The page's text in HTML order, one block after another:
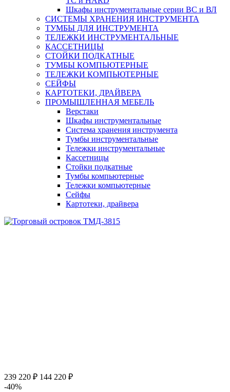
Шкафы инструментальные серии ВС и ВЛ
СИСТЕМЫ ХРАНЕНИЯ ИНСТРУМЕНТА
ТУМБЫ ДЛЯ ИНСТРУМЕНТА
ТЕЛЕЖКИ ИНСТРУМЕНТАЛЬНЫЕ
КАССЕТНИЦЫ
СТОЙКИ ПОДКАТНЫЕ
ТУМБЫ КОМПЬЮТЕРНЫЕ
ТЕЛЕЖКИ КОМПЬЮТЕРНЫЕ
СЕЙФЫ
КАРТОТЕКИ, ДРАЙВЕРА
ПРОМЫШЛЕННАЯ МЕБЕЛЬ
Верстаки
Шкафы инструментальные
Система хранения инструмента
Тумбы инструментальные
Тележки инструментальные
Кассетницы
Стойки подкатные
Тумбы компьютерные
Тележки компьютерные
Сейфы
Картотеки, драйвера
239 220 ₽ 144 220 ₽
-40%